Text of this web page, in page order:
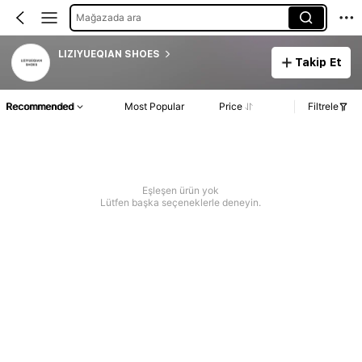
Mağazada ara
LIZIYUEQIAN SHOES
Takip Et
Recommended Most Popular Price Filtrele
Eşleşen ürün yok
Lütfen başka seçeneklerle deneyin.